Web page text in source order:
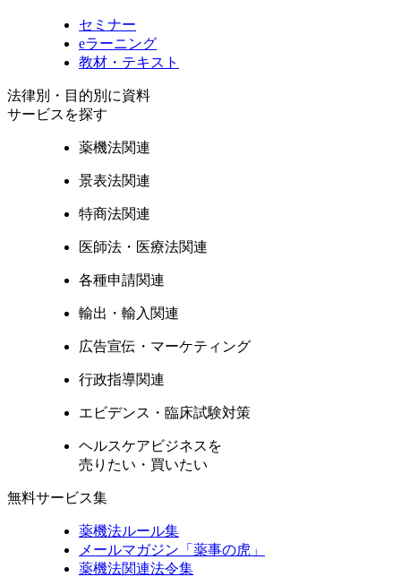
セミナー
eラーニング
教材・テキスト
法律別・目的別に資料
サービスを探す
薬機法関連
景表法関連
特商法関連
医師法・医療法関連
各種申請関連
輸出・輸入関連
広告宣伝・マーケティング
行政指導関連
エビデンス・臨床試験対策
ヘルスケアビジネスを
売りたい・買いたい
無料サービス集
薬機法ルール集
メールマガジン「薬事の虎」
薬機法関連法令集